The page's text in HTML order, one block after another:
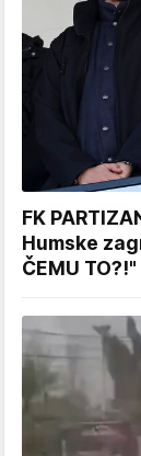
FK
Humske
ČEMU TO?!"